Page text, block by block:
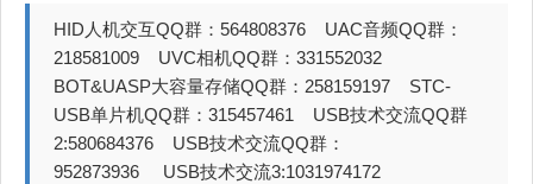
HID人机交互QQ群：564808376 UAC音频QQ群：
218581009 UVC相机QQ群：331552032
BOT&UASP大容量存储QQ群：258159197 STC-
USB单片机QQ群：315457461 USB技术交流QQ群
2:580684376 USB技术交流QQ群：
952873936 USB技术交流3:1031974172